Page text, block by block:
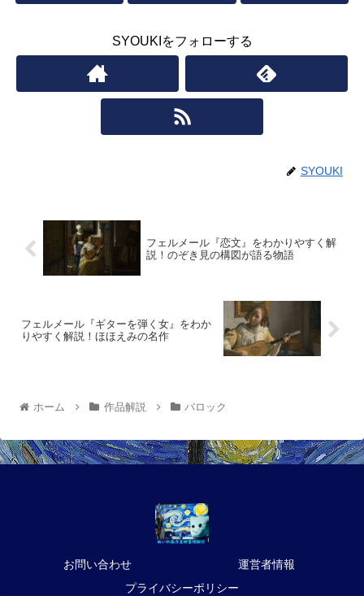
SYOUKIをフォローする
SYOUKI
フェルメール『恋文』をわかりやすく解
説！のぞき見の構図が語る物語
フェルメール『ギターを弾く女』をわか
りやすく解説！ほほえみの名作
ホーム 作品解説 バロック
お問い合わせ
運営者情報
プライバシーポリシー